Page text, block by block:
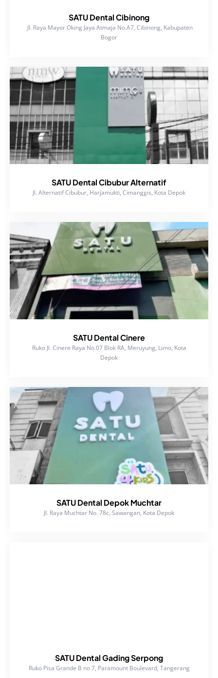
SATU Dental Cibinong
Jl. Raya Mayor Oking Jaya Atmaja No.A7, Cibinong, Kabupaten
Bogor
SATU Dental Cibubur Alternatif
Jl. Alternatif Cibubur, Harjamukti, Cimanggis, Kota Depok
SATU Dental Cinere
Ruko Jl. Cinere Raya No.07 Blok RA, Meruyung, Limo, Kota
Depok
SATU Dental Depok Muchtar
Jl. Raya Muchtar No. 78c, Sawangan, Kota Depok
SATU Dental Gading Serpong
Ruko Pisa Grande B no 7, Paramount Boulevard, Tangerang